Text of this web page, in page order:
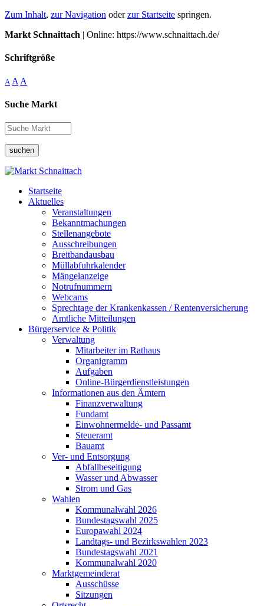
Zum Inhalt, zur Navigation oderzur Startseite springen.
Markt Schnaittach | Online: https://www.schnaittach.de/
Schriftgröße
A A A
Suche Markt
suchen
Startseite
Aktuelles
Veranstaltungen
Bekanntmachungen
Stellenangebote
Ausschreibungen
Breitbandausbau
Müllabfuhrkalender
Mängelanzeige
Notrufnummern
Webcams
Sprechtage der Krankenkassen / Rentenversicherung
Amtliche Mitteilungen
Bürgerservice & Politik
Verwaltung
Mitarbeiter im Rathaus
Organigramm
Aufgaben
Online-Bürgerdienstleistungen
Informationen aus den Ämtern
Finanzverwaltung
Fundamt
Einwohnermelde- und Passamt
Steueramt
Bauamt
Ver- und Entsorgung
Abfallbeseitigung
Wasser und Abwasser
Strom und Gas
Wahlen
Kommunalwahl 2026
Bundestagswahl 2025
Europawahl 2024
Landtags- und Bezirkswahlen 2023
Bundestagswahl 2021
Kommunalwahl 2020
Marktgemeinderat
Ausschüsse
Sitzungen